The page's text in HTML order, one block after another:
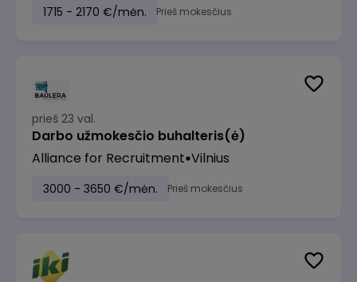
1715 - 2170 €/mėn. Prieš mokesčius
prieš 23 val.
Darbo užmokesčio buhalteris(ė)
Alliance for Recruitment Vilnius
3000 - 3650 €/mėn. Prieš mokesčius